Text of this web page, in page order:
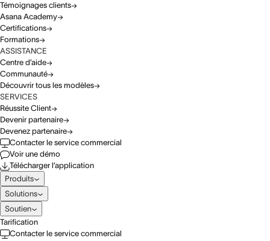
Témoignages clients
Asana Academy
Certifications
Formations
ASSISTANCE
Centre d’aide
Communauté
Découvrir tous les modèles
SERVICES
Réussite Client
Devenir partenaire
Devenez partenaire
Contacter le service commercial
Voir une démo
Télécharger l’application
Produits
Solutions
Soutien
Tarification
Contacter le service commercial